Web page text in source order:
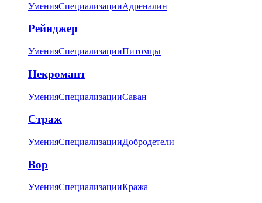
УменияСпециализацииАдреналин
Рейнджер
УменияСпециализацииПитомцы
Некромант
УменияСпециализацииСаван
Страж
УменияСпециализацииДобродетели
Вор
УменияСпециализацииКража